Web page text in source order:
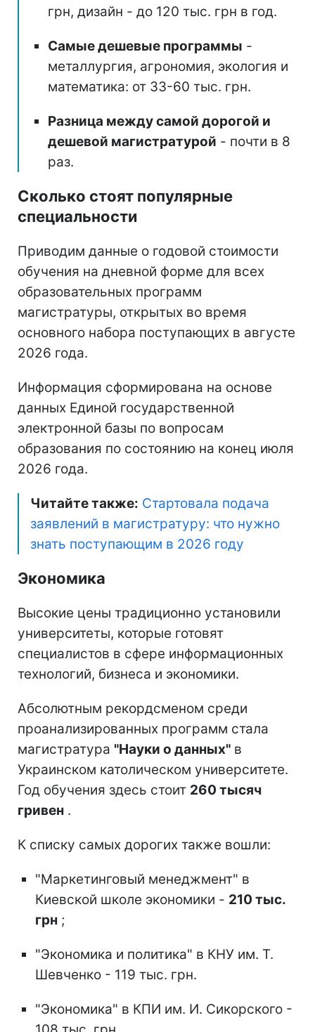
грн, дизайн - до 120 тыс. грн в год.
Самые дешевые программы -
металлургия, агрономия, экология и
математика: от 33-60 тыс. грн.
Разница между самой дорогой и
дешевой магистратурой - почти в 8
раз.
Сколько стоят популярные
специальности
Приводим данные о годовой стоимости
обучения на дневной форме для всех
образовательных программ
магистратуры, открытых во время
основного набора поступающих в августе
2026 года.
Информация сформирована на основе
данных Единой государственной
электронной базы по вопросам
образования по состоянию на конец июля
2026 года.
Читайте также: Стартовала подача
заявлений в магистратуру: что нужно
знать поступающим в 2026 году
Экономика
Высокие цены традиционно установили
университеты, которые готовят
специалистов в сфере информационных
технологий, бизнеса и экономики.
Абсолютным рекордсменом среди
проанализированных программ стала
магистратура "Науки о данных" в
Украинском католическом университете.
Год обучения здесь стоит 260 тысяч
гривен .
К списку самых дорогих также вошли:
"Маркетинговый менеджмент" в
Киевской школе экономики - 210 тыс.
грн ;
"Экономика и политика" в КНУ им. Т.
Шевченко - 119 тыс. грн.
"Экономика" в КПИ им. И. Сикорского -